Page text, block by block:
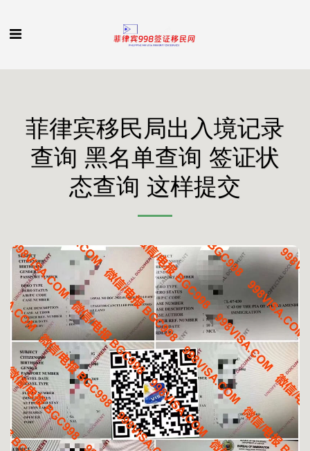
菲律宾移民局出入境记录
查询 黑名单查询 签证状
态查询 这样提交